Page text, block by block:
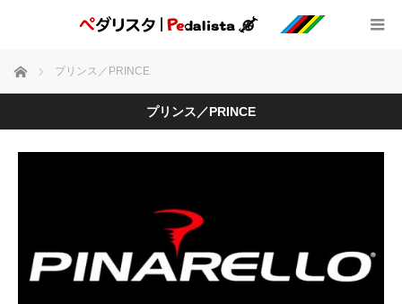
ホーム プリンス／PRINCE
プリンス／PRINCE